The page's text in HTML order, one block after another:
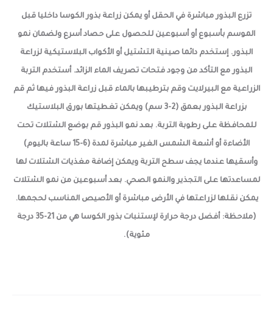
تزرع البذور مباشرة في الحقل أو يمكن زراعة بذور الكوسا داخليا قبل
الموسم بأسبوع أو أسبوعين للحصول على حصاد أسرع ولضمان نمو
البذور. إستخدم دائما صينية التشتيل أو الأكواب البلاستيكية لزراعة
البذور مع التأكد من وجود فتحات تصريف الماء الزائد. أستخدم التربة
الزراعية مع البيرلايت وقم بترطيبها بالماء قبل زراعة البذور فيها ثم قم
بزراعة البذور بعمق (2-3 سم) ويمكن تغطيتها بورق البلاستيك
للمحافظة على رطوبة التربة. بعد نمو البذور قم بوضع الشتلات تحت
الأضاءة أو أشعة الشمس الغير مباشرة لمدة (6-15 ساعة باليوم)
وأسقيها عندما يجف سطح التربة ويمكن إضافة مغذيات الشتلات لها
لمساعدتها على التجذير والنمو الصحي. بعد أسبوعين من نمو الشتلات
يمكن نقلها لزراعتها في الأرض مباشرة أو الأصيص المناسب لحجمها.
(ملاحظة: أفضل درجة حرارة لإستنبات بذور الكوسا هي من 21-35 درجة
مئوية).